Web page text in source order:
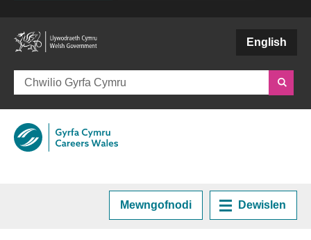
English
Mewngofnodi Dewislen